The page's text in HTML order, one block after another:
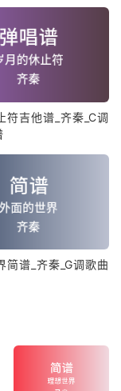
符吉他谱_齐秦_C调
简谱_齐秦_G调歌曲